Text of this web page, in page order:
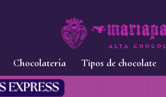
Chocolatería Tipos de chocolate